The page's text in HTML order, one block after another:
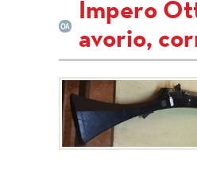
Impero
avorio,